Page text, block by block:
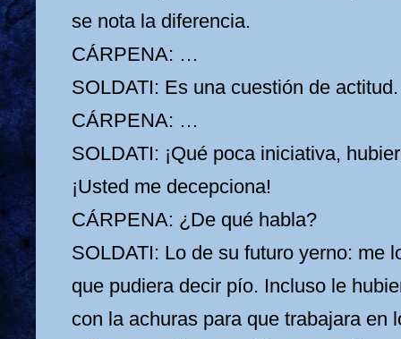
se nota la diferencia.
CÁRPENA: …
SOLDATI: Es una cuestión de actitud.
CÁRPENA: …
SOLDATI: ¡Qué poca iniciativa,
¡Usted me decepciona!
CÁRPENA: ¿De qué habla?
SOLDATI: Lo de su futuro yerno: me
que pudiera decir pío. Incluso le
con la achuras para que trabajara en